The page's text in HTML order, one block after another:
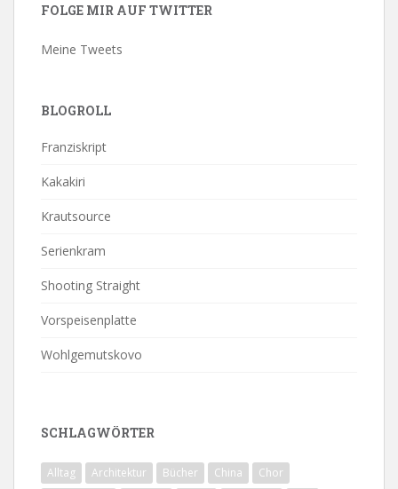
FOLGE MIR AUF TWITTER
Meine Tweets
BLOGROLL
Franziskript
Kakakiri
Krautsource
Serienkram
Shooting Straight
Vorspeisenplatte
Wohlgemutskovo
SCHLAGWÖRTER
Alltag Architektur Bücher China
Chor